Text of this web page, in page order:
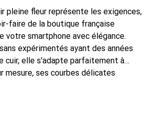
pleine fleur représente les exigences,
faire de la boutique française
votre smartphone avec élégance.
expérimentés ayant des années
cuir, elle s'adapte parfaitement à
mesure, ses courbes délicates
pour votre smartphone.